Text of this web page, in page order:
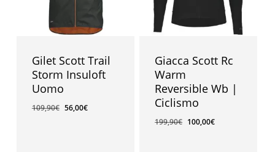
Gilet Scott Trail
Storm Insuloft
Uomo
109,90€ 56,00€
Giacca Scott Rc
Warm
Reversible Wb |
Ciclismo
199,90€ 100,00€